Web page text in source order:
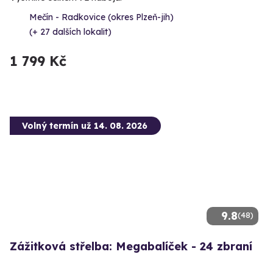
Mečín - Radkovice (okres Plzeň-jih)
(+ 27 dalších lokalit)
1 799 Kč
9.8(48)
Volný termín už 14. 08. 2026
Zážitková střelba: Megabalíček - 24 zbraní